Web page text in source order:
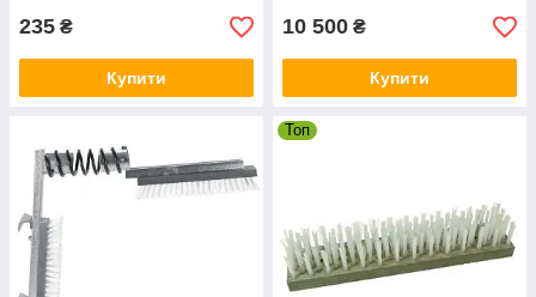
235 ₴
Купити
10 500 ₴
Купити
Топ